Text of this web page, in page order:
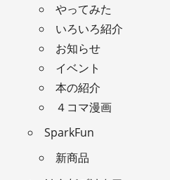
やってみた
いろいろ紹介
お知らせ
イベント
本の紹介
４コマ漫画
SparkFun
新商品